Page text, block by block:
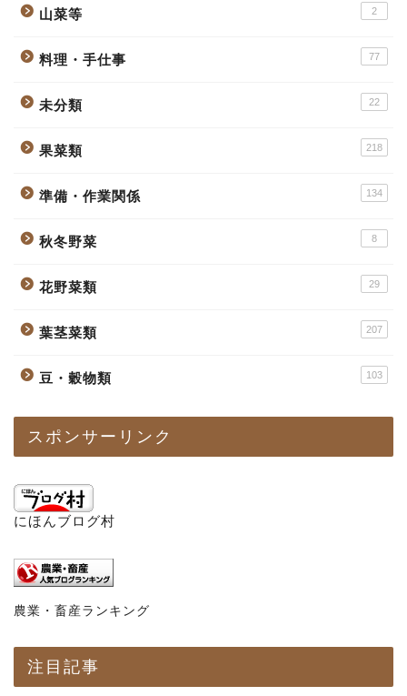
山菜等 2
料理・手仕事 77
未分類 22
果菜類 218
準備・作業関係 134
秋冬野菜 8
花野菜類 29
葉茎菜類 207
豆・穀物類 103
スポンサーリンク
にほんブログ村
農業・畜産ランキング
注目記事